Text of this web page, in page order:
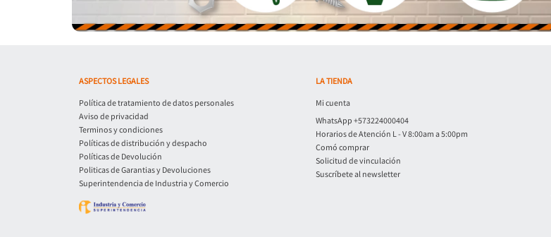
ASPECTOS LEGALES
Política de tratamiento de datos personales
Aviso de privacidad
Terminos y condiciones
Políticas de distribución y despacho
Políticas de Devolución
Politicas de Garantias y Devoluciones
Superintendencia de Industria y Comercio
LA TIENDA
Mi cuenta
WhatsApp +573224000404
Horarios de Atención L - V 8:00am a 5:00pm
Comó comprar
Solicitud de vinculación
Suscríbete al newsletter